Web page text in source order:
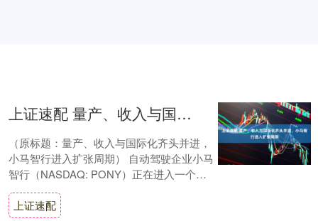
上证速配 量产、收入与国际化齐头并进，小马智行进入扩张周期
（原标题：量产、收入与国际化齐头并进，
小马智行进入扩张周期） 自动驾驶企业小马
智行（NASDAQ: PONY）正在进入一个罕
见的高速扩张周期。 8月12日，小马....
上证速配